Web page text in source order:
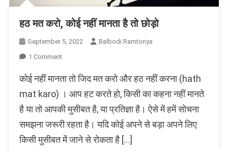
हठ मत करो, कोई नहीं मानता है तो छोड़ो
September 5, 2022
Balbodi Ramtoriya
1 CommentOn
मत
कोई
नहीं
मानता
है
तो
कोई नहीं मानता तो जिद मत करो और हठ नहीं करना (hath
mat karo) । आप हट करते हो, किसी का कहना नहीं मानते
है या तो आपकी मुसीबत है, या प्रतिज्ञा है। ऐसे में हमें सोचना
समझना जरूरी रहता है। यदि कोई अपने से बड़ा अपने लिए
किसी मुसीबत में जाने से रोकता है […]